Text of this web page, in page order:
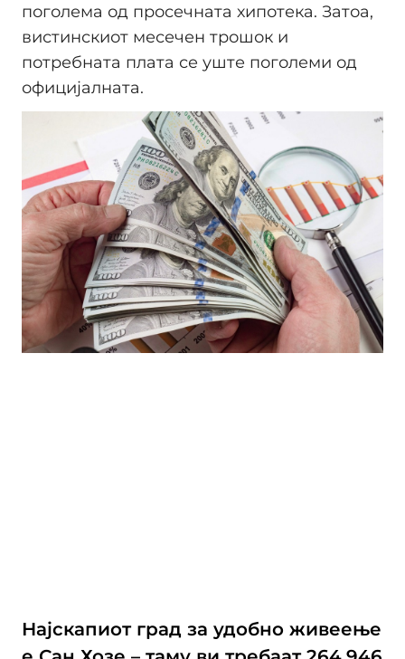
поголема од просечната хипотека. Затоа,
вистинскиот месечен трошок и
потребната плата се уште поголеми од
официјалната.
Најскапиот град за удобно живеење